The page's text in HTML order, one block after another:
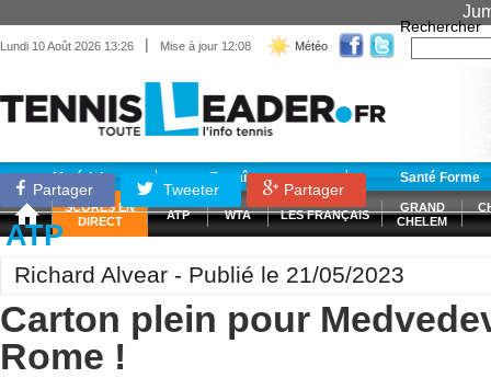
Lundi 10 Août 2026 13:26 | Mise à jour 12:08 Météo
Rechercher
Matériel Entraînement Santé Forme
SCORES EN
DIRECT
ATP WTA LES FRANÇAIS
GRAND
CHELEM
Partager Tweeter Partager
ATP
Richard Alvear - Publié le 21/05/2023
Carton plein pour
Rome !